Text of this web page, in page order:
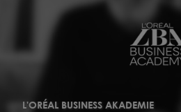
L'ORÉAL BUSINESS AKADEMIE